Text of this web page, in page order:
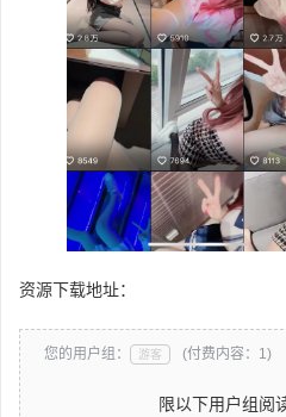
资源下载地址：
您的用户组： 游客 (付费内容：1)
限以下用户组阅